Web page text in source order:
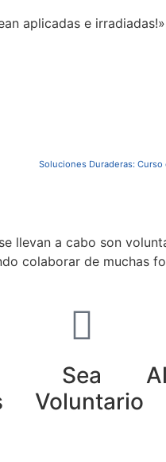
aplicadas e irradiadas!»
Soluciones Duraderas: Curso
llevan a cabo son
colaborar de muchas
Sea
Voluntario